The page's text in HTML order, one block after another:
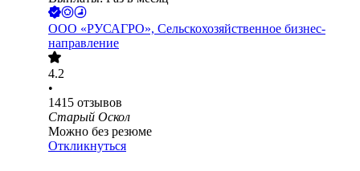
ООО «РУСАГРО», Сельскохозяйственное бизнес-
направление
4.2
•
1415 отзывов
Старый Оскол
Можно без резюме
Откликнуться